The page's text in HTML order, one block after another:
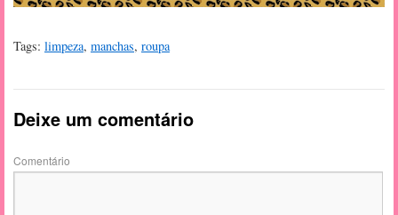
Tags: limpeza, manchas, roupa
Deixe um comentário
Comentário